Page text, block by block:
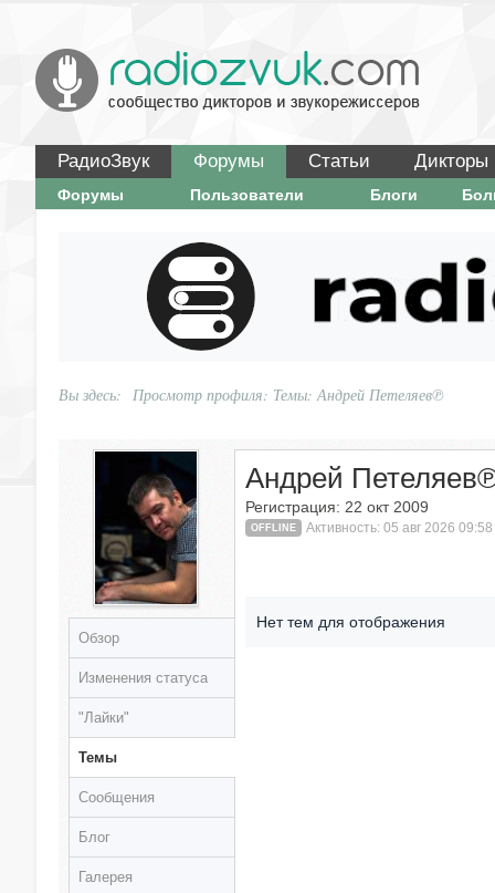
РадиоЗвук Форумы Статьи Дикторы
Форумы Пользователи Блоги
Вы здесь: Просмотр профиля: Темы: Андрей Петеляев℗
Обзор
Изменения статуса
"Лайки"
Темы
Сообщения
Блог
Галерея
Андрей
Регистрация: 22 окт 2009
OFFLINE Активность: 05 авг 2026 09:58
Нет тем для отображения